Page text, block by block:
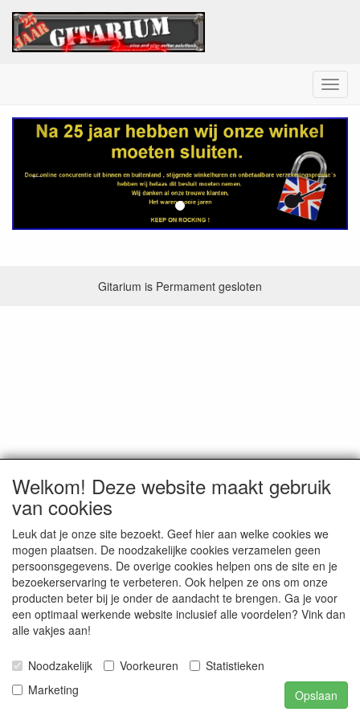
Menu
Gitaarwinkel
Vorige
Gitarium is Permament gesloten
Welkom! Deze website maakt gebruik
van cookies
Leuk dat je onze site bezoekt. Geef hier aan welke cookies we
mogen plaatsen. De noodzakelijke cookies verzamelen geen
persoonsgegevens. De overige cookies helpen ons de site en je
bezoekerservaring te verbeteren. Ook helpen ze ons om onze
producten beter bij je onder de aandacht te brengen. Ga je voor
een optimaal werkende website inclusief alle voordelen? Vink dan
alle vakjes aan!
Noodzakelijk Voorkeuren
Statistieken
Marketing
Opslaan